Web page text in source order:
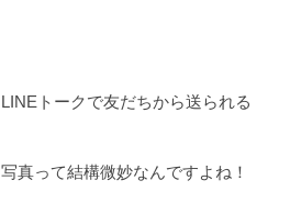
LINEトークで友だちから送られる
写真って結構微妙なんですよね！